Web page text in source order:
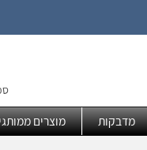
ספק
מדבקות מוצרים